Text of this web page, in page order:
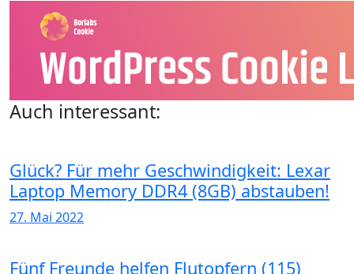
Auch interessant:
Glück? Für mehr Geschwindigkeit: Lexar
Laptop Memory DDR4 (8GB) abstauben!
27. Mai 2022
Fünf Freunde helfen Flutopfern (115)